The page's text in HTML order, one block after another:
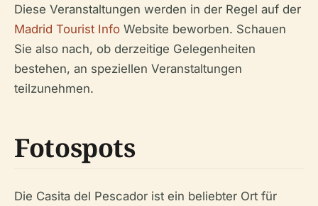
Diese Veranstaltungen werden in der Regel auf der
Madrid Tourist Info Website beworben. Schauen
Sie also nach, ob derzeitige Gelegenheiten
bestehen, an speziellen Veranstaltungen
teilzunehmen.
Fotospots
Die Casita del Pescador ist ein beliebter Ort für